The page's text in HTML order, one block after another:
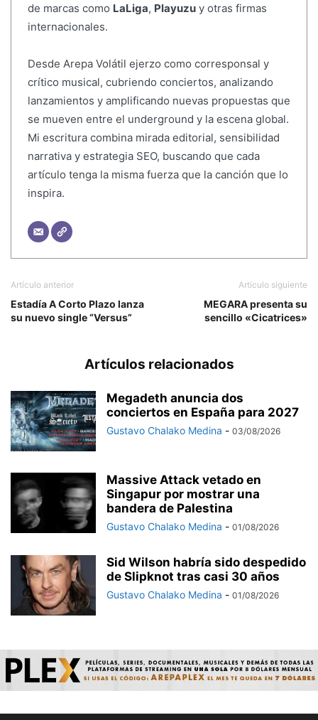
de marcas como LaLiga, Playuzuy otras firmas
internacionales.
Desde Arepa Volátil ejerzo como corresponsal y
crítico musical, cubriendo conciertos, analizando
lanzamientos y amplificando nuevas propuestas que
se mueven entre el underground y la escena global.
Mi escritura combina mirada editorial, sensibilidad
narrativa y estrategia SEO, buscando que cada
artículo tenga la misma fuerza que la canción que lo
inspira.
Artículo anterior
Estadía A Corto Plazo lanza
su nuevo single “Versus”
Artículo siguiente
MEGARA presenta su
sencillo «Cicatrices»
Artículos relacionados
Megadeth anuncia dos
conciertos en España para 2027
Gustavo Chalako Medina - 03/08/2026
Massive Attack vetado en
Singapur por mostrar una
bandera de Palestina
Gustavo Chalako Medina - 01/08/2026
Sid Wilson habría sido despedido
de Slipknot tras casi 30 años
Gustavo Chalako Medina - 01/08/2026